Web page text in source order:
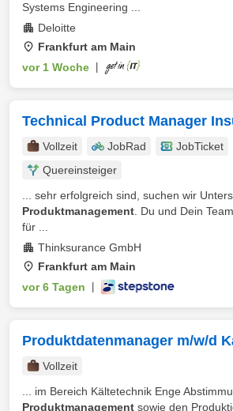
Systems Engineering ...
Deloitte
Frankfurt am Main
vor 1 Woche
Technical Product Manager
Vollzeit JobRad
JobTicket
Quereinsteiger
... sehr erfolgreich sind, suchen wir
Produktmanagement . Du und Dein
für ...
Thinksurance GmbH
Frankfurt am Main
vor 6 Tagen
Produktdatenmanager m/w/d
Vollzeit
... im Bereich Kältetechnik Enge
Produktmanagement sowie den